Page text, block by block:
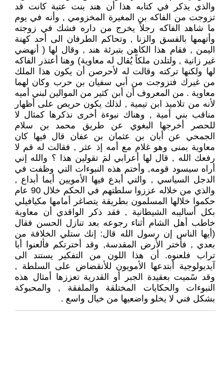
والذي يذكر في كتابه هذا أن هند بنت عتبة كانت قد
تزوجت من الفاكه بن المغيرة المخزومي , وأنه في يوم
ما شاهد الفاكه رجلاً يخرج من داره فشك في زوجته
وأتهمها بالفسق والزنا , وتحاكم الطرفان الى أحد كهنة
اليمن , فقام هذا الكاهن بتبرئة هند , وقال لها ( أنهضي
غير زانية , ولتلدن ملكاً يُقال له معاوية) وهنا أعتذر الفاكه
لها ولكنها تركته وقالت له لأحرصن أن يكون هذا الملك
من غيرك فتزوجت من أبي سفيان بن حرب وكان لهما
معاوية . من المعروف أن أبن كثير من الموالين لبني أميه
لأنه من تلاميذ ابن تيمية , لذلك يكون حريص على أظهار
مناقب بني أمية , وهناك نبوءة أخرى نذكرها كمثال لا
للحصر أخرجها البغوي عن طريق محمد بن سلام
الجمحي عن أبان بن عثمان بن عفان قال فيها كان
معاوية بمنى وهو غلام مع أمه إذ عثر , فقالت له قم لا
رفعك الله , قال لها أعرابي لمَ تقولين هذا ؟ والله إني
أراه سيسود قومه, وأختم هذه النبوءات التي وظفت في
الدجل السياسي , والتي أبدع فيها الأمويين أيما أبداع ,
والذي من خلاله عززوا سلطتهم في الحكم خلال 90 عام
حكموا خلالها المسلمون بطريقة يتصاغر أمامها مكيافيلي
بكل أساليبه الشيطانية , فقد ذكر الواقدي أن معاوية
خاطب أهل الشام أثناء رجوعه بعد تنازل الحسن فقال
(أيها الناس إن رسول الله قال: إنك ستلي الخلافة من
بعدي , فأختر الأرض المقدسة, وقد أخترتكم فألعنوا أبا
تراب فلعنوه. أن هذا اللون من التفكير يستند الى
آيديولوجية أبتدعها الأمويون للأنقضاض على السلطة ,
وقد سًميت بعقيدة الجبر أو القدرية تعززها أمثال هذه
النبوءات والحكايات المختلقة والملفقة , والمحبوكة
بشكل فني لا يخلو واضعيها من خيال واسع .